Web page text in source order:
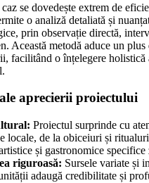
se dovedește extrem de
o analiză detaliată și
prin observație directă,
Această metodă aduce un
facilitând o înțelegere holistică
aprecierii proiectului
Proiectul surprinde cu
locale, de la obiceiuri și
și gastronomice specifice
riguroasă: Sursele variate și
adaugă credibilitate și